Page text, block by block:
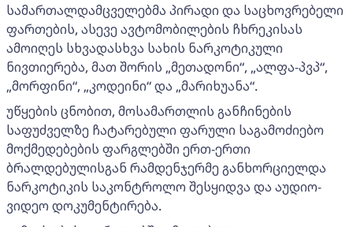
სამართალდამცველებმა პირადი და საცხოვრებელი
ფართების, ასევე ავტომობილების ჩხრეკისას
ამოიღეს სხვადასხვა სახის ნარკოტიკული
ნივთიერება, მათ შორის „მეთადონი“, „ალფა-პვპ“,
„მორფინი“, „კოდეინი“ და „მარიხუანა“.
უწყების ცნობით, მოსამართლის განჩინების
საფუძველზე ჩატარებული ფარული საგამოძიებო
მოქმედებების ფარგლებში ერთ-ერთი
ბრალდებულისგან რამდენჯერმე განხორციელდა
ნარკოტიკის საკონტროლო შესყიდვა და აუდიო-
ვიდეო დოკუმენტირება.